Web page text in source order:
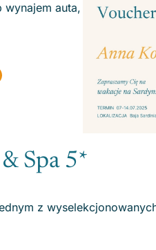
auta,
Spa 5*
z